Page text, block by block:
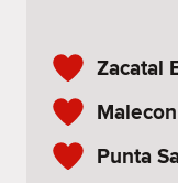
Zacatal
Punta